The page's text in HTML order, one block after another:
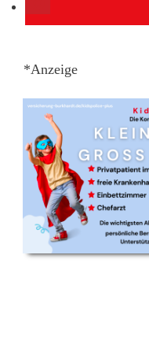
*Anzeige